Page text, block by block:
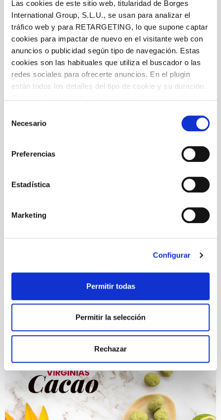
Las cookies de este sitio web, titularidad de Borges
International Group, S.L.U., se usan para analizar el
tráfico web y para RETARGETING, lo que supone captar
cookies para impactar de nuevo en el visitante web con
anuncios o publicidad según tipo de navegación. Estas
cookies son las habituales que utiliza el buscador o las
redes sociales para ofrecerte anuncios. En el plugin
están todos los detalles del tipo de cookie y su duración.
la web aparece cómo evitar las cookies en el navegador.
Si se desea ver otra vez esta notificación navegar en
privado y aparecerá de nuevo. Le informamos que aún
no habiendo aceptado las cookies de analytics, Google
identifican de ninguna forma.
Necesario
Preferencias
Estadística
Marketing
Configurar
Permitir todas
Permitir la selección
Rechazar